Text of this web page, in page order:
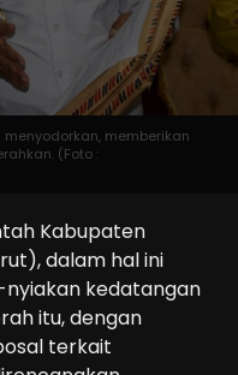
memberikan
(Foto :
Kabupaten
dalam hal ini
nyiakan kedatangan
itu, dengan
terkait